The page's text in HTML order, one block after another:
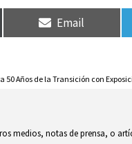
Email
medios, notas de prensa, o